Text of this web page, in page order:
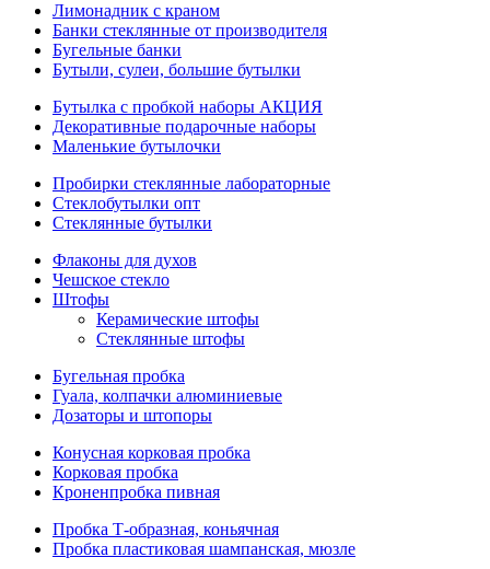
Лимонадник с краном
Банки стеклянные от производителя
Бугельные банки
Бутыли, сулеи, большие бутылки
Бутылка с пробкой наборы АКЦИЯ
Декоративные подарочные наборы
Маленькие бутылочки
Пробирки стеклянные лабораторные
Стеклобутылки опт
Стеклянные бутылки
Флаконы для духов
Чешское стекло
Штофы
Керамические штофы
Стеклянные штофы
Бугельная пробка
Гуала, колпачки алюминиевые
Дозаторы и штопоры
Конусная корковая пробка
Корковая пробка
Кроненпробка пивная
Пробка Т-образная, коньячная
Пробка пластиковая шампанская, мюзле